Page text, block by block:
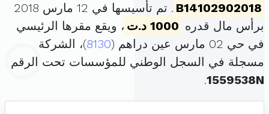
B14102902018
. تم تأسيسها في 12 مارس 2018
برأس مال قدره 1000 د.ت
، ويقع مقرها الرئيسي
في حي 02 مارس عين دراهم (
8130)، الشركة
مسجلة في السجل الوطني للمؤسسات تحت الرقم
1559538N
.